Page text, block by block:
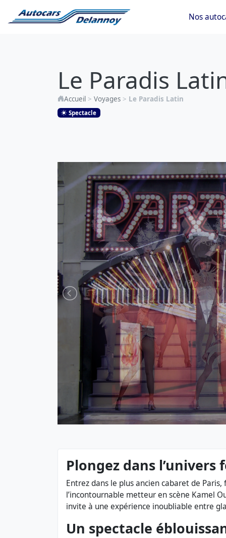
Nos
ParadisLe Paradis
Accueil > Voyages > Le Paradis Latin
Spectacle
Plongez dans
Entrez dans le plus ancien cabaret de
l’incontournable metteur en scène Kamel
invite à une expérience inoubliable entre
Un spectacle